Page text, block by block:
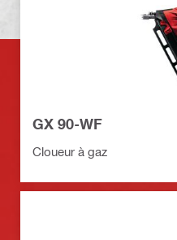
GX 90-WF
Cloueur à gaz